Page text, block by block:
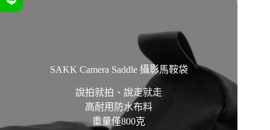
SAKK Camera Saddle 攝影馬鞍袋
說拍就拍、說走就走
高耐用防水布料
重量僅800克